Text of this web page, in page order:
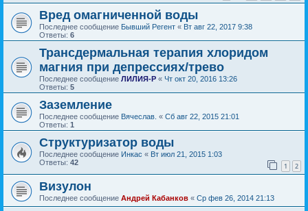
Вред омагниченной воды
Последнее сообщение Бывший Регент « Вт авг 22, 2017 9:38
Ответы: 6
Трансдермальная терапия хлоридом
магния при депрессиях/трево
Последнее сообщение ЛИЛИЯ-Р « Чт окт 20, 2016 13:26
Ответы: 5
Заземление
Последнее сообщение Вячеслав. « Сб авг 22, 2015 21:01
Ответы: 1
Структуризатор воды
Последнее сообщение Инкас « Вт июл 21, 2015 1:03
Ответы: 42 1 2
Визулон
Последнее сообщение Андрей Кабанков « Ср фев 26, 2014 21:13